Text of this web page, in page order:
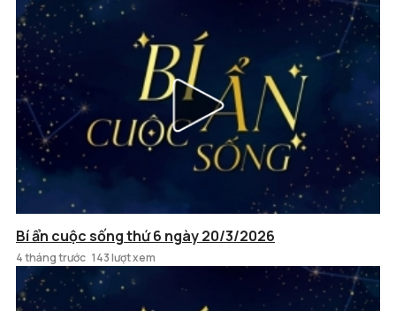
Bí ẩn cuộc sống thứ 6 ngày 20/3/2026
4 tháng trước 143 lượt xem